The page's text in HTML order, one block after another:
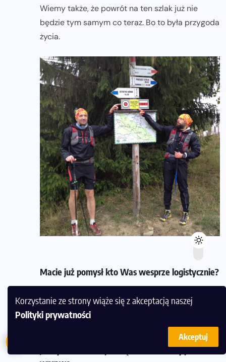
Korzystanie ze strony wiąże się z akceptacją naszej
Polityki prywatności
Akceptuj
Wiemy także, że powrót na ten szlak już nie
będzie tym samym co teraz. Bo to była przygoda
życia.
Macie już pomysł kto Was wesprze logistycznie?
Na pewno Łukasz Buszka będzie robił foty i na
pewno będziemy potrzebować większej ekipy niż
teraz.
Jakby co – odezwijcie się do nas. Mamy już